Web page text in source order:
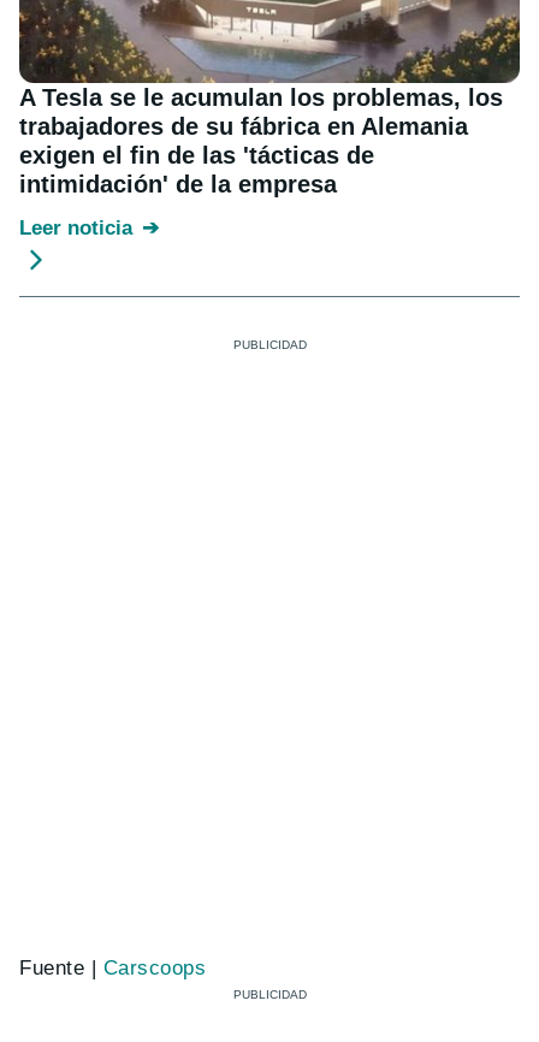
A Tesla se le acumulan los problemas, los
trabajadores de su fábrica en Alemania
exigen el fin de las 'tácticas de
intimidación' de la empresa
Leer noticia
Fuente | Carscoops